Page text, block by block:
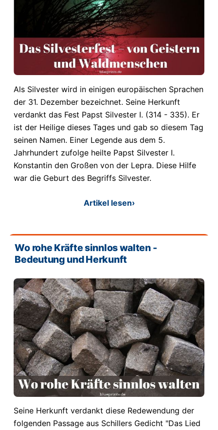
Als Silvester wird in einigen europäischen Sprachen
der 31. Dezember bezeichnet. Seine Herkunft
verdankt das Fest Papst Silvester I. (314 - 335). Er
ist der Heilige dieses Tages und gab so diesem Tag
seinen Namen. Einer Legende aus dem 5.
Jahrhundert zufolge heilte Papst Silvester I.
Konstantin den Großen von der Lepra. Diese Hilfe
war die Geburt des Begriffs Silvester.
Artikel lesen›
Wo rohe Kräfte sinnlos walten -
Bedeutung und Herkunft
Seine Herkunft verdankt diese Redewendung der
folgenden Passage aus Schillers Gedicht "Das Lied